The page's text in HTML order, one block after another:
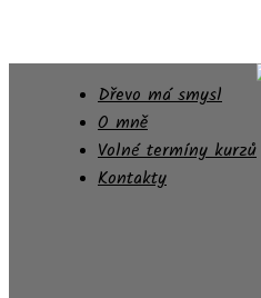
Dřevo má smysl
O mně
Volné termíny kurzů
Kontakty